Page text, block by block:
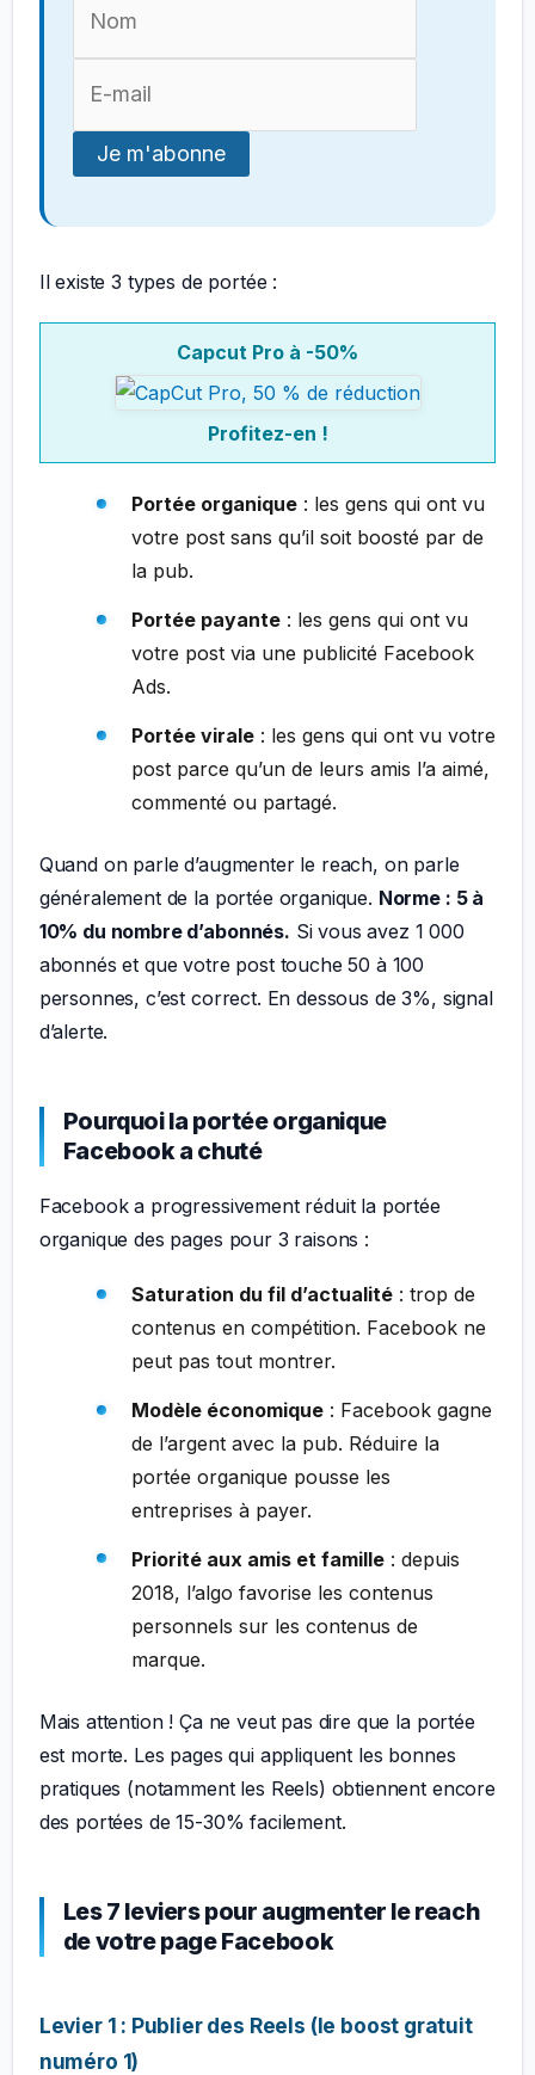
Il existe 3 types de portée :
Capcut Pro à -50%
Profitez-en !
Portée organique: les gens qui ont vu
votre post sans qu’il soit boosté par de
la pub.
Portée payante: les gens qui ont vu
votre post via une publicité Facebook
Ads.
Portée virale: les gens qui ont vu votre
post parce qu’un de leurs amis l’a aimé,
commenté ou partagé.
Quand on parle d’augmenter le reach, on parle
généralement de la portée organique. Norme : 5 à
10% du nombre d’abonnés. Si vous avez 1 000
abonnés et que votre post touche 50 à 100
personnes, c’est correct. En dessous de 3%, signal
d’alerte.
Pourquoi la portée organique
Facebook a chuté
Facebook a progressivement réduit la portée
organique des pages pour 3 raisons :
Saturation du fil d’actualité: trop de
contenus en compétition. Facebook ne
peut pas tout montrer.
Modèle économique: Facebook gagne
de l’argent avec la pub. Réduire la
portée organique pousse les
entreprises à payer.
Priorité aux amis et famille: depuis
2018, l’algo favorise les contenus
personnels sur les contenus de
marque.
Mais attention ! Ça ne veut pas dire que la portée
est morte. Les pages qui appliquent les bonnes
pratiques (notamment les Reels) obtiennent encore
des portées de 15-30% facilement.
Les 7 leviers pour augmenter le reach
de votre page Facebook
Levier 1 : Publier des Reels (le boost gratuit
numéro 1)